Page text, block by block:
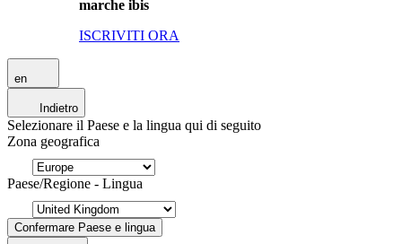
marche ibis
ISCRIVITI ORA
en
Indietro
Selezionare il Paese e la lingua qui di seguito
Zona geografica
Paese/Regione - Lingua
Confermare Paese e lingua